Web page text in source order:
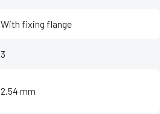
With fixing flange
3
2.54 mm